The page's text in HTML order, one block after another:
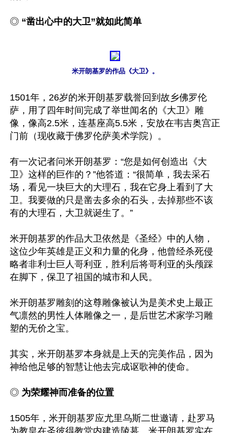
◎ “凿出心中的大卫”就如此简单
米开朗基罗的作品《大卫》。
1501年，26岁的米开朗基罗载誉回到故乡佛罗伦
萨，用了四年时间完成了举世闻名的《大卫》雕
像，像高2.5米，连基座高5.5米，安放在韦吉奥宫正
门前（现收藏于佛罗伦萨美术学院）。
有一次记者问米开朗基罗：“您是如何创造出《大
卫》这样的巨作的？”他答道：“很简单，我去采石
场，看见一块巨大的大理石，我在它身上看到了大
卫。我要做的只是凿去多余的石头，去掉那些不该
有的大理石，大卫就诞生了。”
米开朗基罗的作品大卫依然是《圣经》中的人物，
这位少年英雄是正义和力量的化身，他曾经杀死侵
略者非利士巨人哥利亚，胜利后将哥利亚的头颅踩
在脚下，保卫了祖国的城市和人民。
米开朗基罗雕刻的这尊雕像被认为是美术史上最正
气凛然的男性人体雕像之一，是后世艺术家学习雕
塑的无价之宝。
其实，米开朗基罗本身就是上天的完美作品，因为
神给他足够的智慧让他去完成讴歌神的使命。
◎ 为荣耀神而准备的位置
1505年，米开朗基罗应尤里乌斯二世邀请，赴罗马
为教皇在圣彼得教堂内建造陵墓。米开朗基罗实在